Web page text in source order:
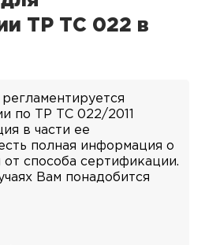
ТР ТС 022 в
по ТР ТС 022/2011
в части ее
полная информация о
от способа сертификации.
Вам понадобится